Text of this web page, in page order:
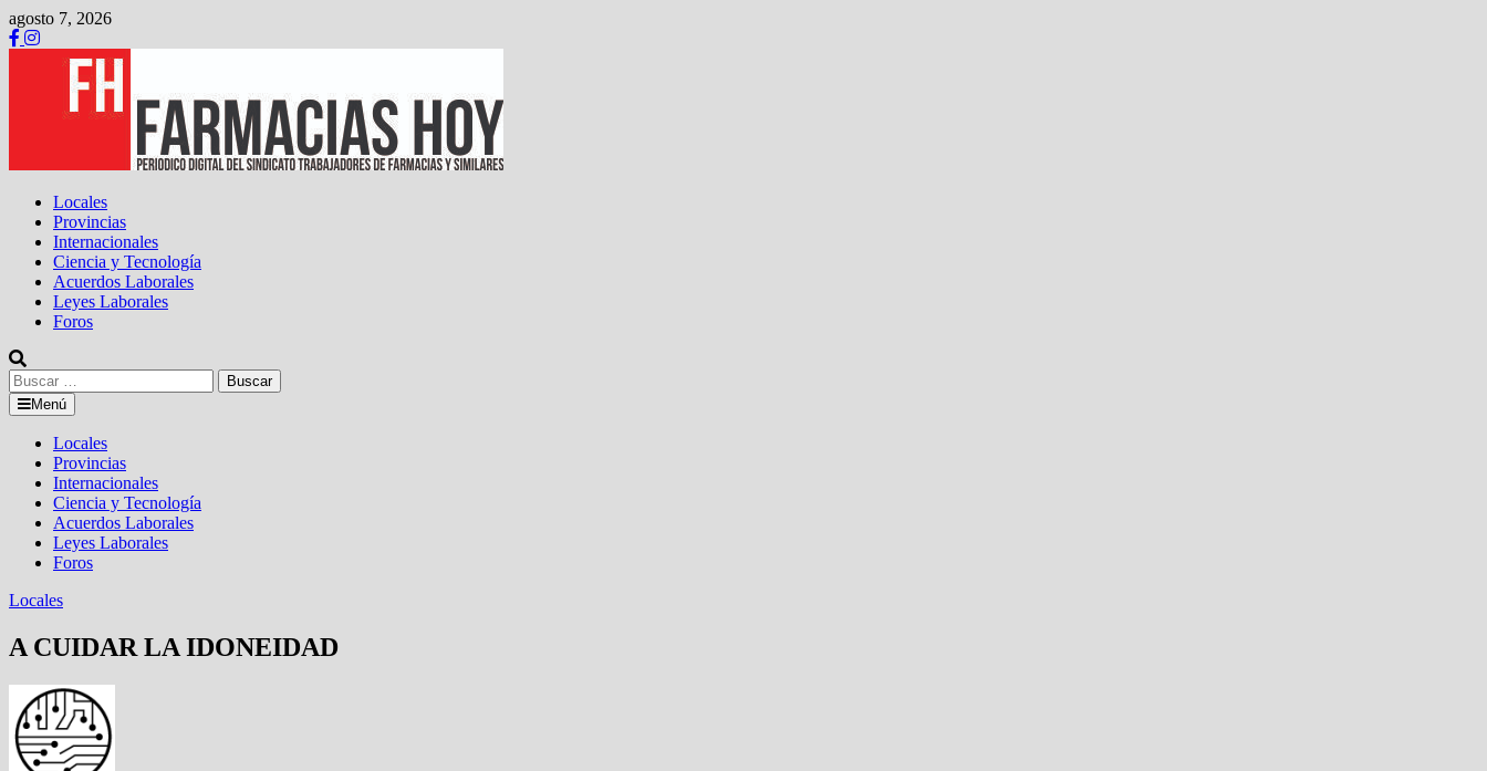
Saltar
al
contenido
agosto 7, 2026
Locales
Provincias
Internacionales
Ciencia y Tecnología
Acuerdos Laborales
Leyes Laborales
Foros
Buscar:
Menú
Locales
Provincias
Internacionales
Ciencia y Tecnología
Acuerdos Laborales
Leyes Laborales
Foros
Locales
A CUIDAR LA IDONEIDAD